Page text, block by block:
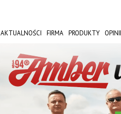
AKTUALNOŚCI FIRMA PRODUKTY
AMBER FEST